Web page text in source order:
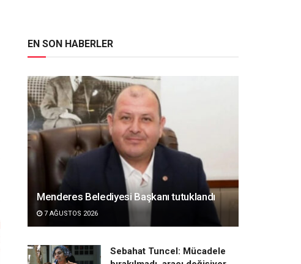
EN SON HABERLER
Menderes Belediyesi Başkanı tutuklandı
7 AĞUSTOS 2026
Sebahat Tuncel: Mücadele